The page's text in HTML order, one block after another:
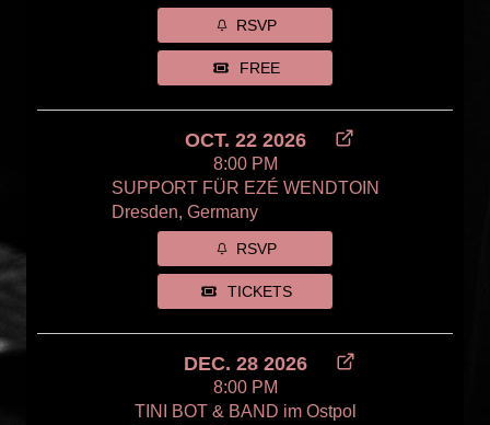
RSVP
FREE
OCT. 22 2026
8:00 PM
SUPPORT FÜR EZÉ WENDTOIN
Dresden, Germany
RSVP
TICKETS
DEC. 28 2026
8:00 PM
TINI BOT & BAND im Ostpol